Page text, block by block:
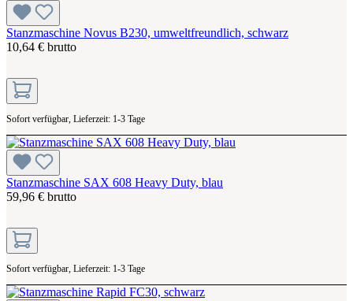
Stanzmaschine Novus B230, umweltfreundlich, schwarz
10,64 € brutto
Sofort verfügbar, Lieferzeit: 1-3 Tage
Stanzmaschine SAX 608 Heavy Duty, blau
59,96 € brutto
Sofort verfügbar, Lieferzeit: 1-3 Tage